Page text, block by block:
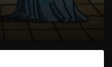
Episode 13 : La Dentellière